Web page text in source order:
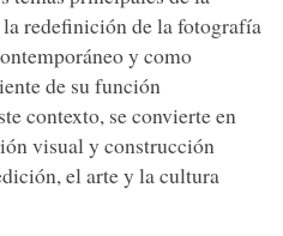
redefinición de la fotografía
y como
de su función
contexto, se convierte en
visual y construcción
el arte y la cultura